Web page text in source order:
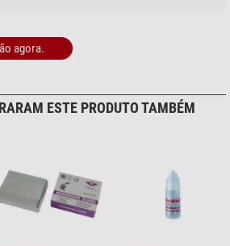
agora.
ESTE PRODUTO TAMBÉM